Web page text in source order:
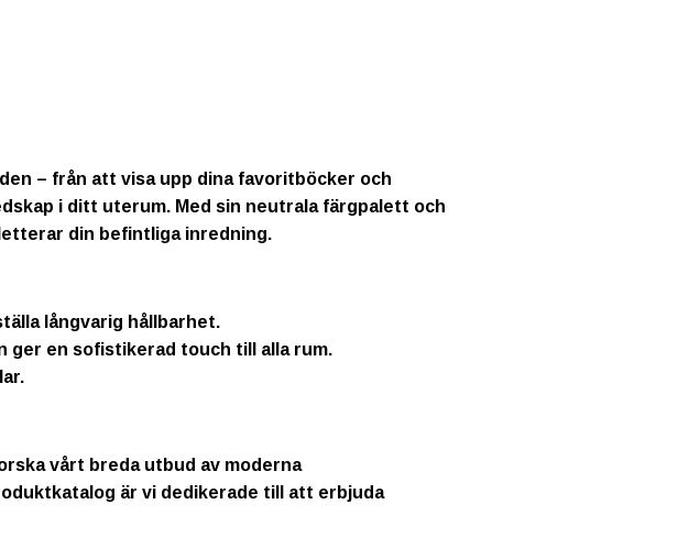
– från att visa upp dina favoritböcker och
i ditt uterum. Med sin neutrala färgpalett och
din befintliga inredning.
långvarig hållbarhet.
ger en sofistikerad touch till alla rum.
vårt breda utbud av moderna
är vi dedikerade till att erbjuda